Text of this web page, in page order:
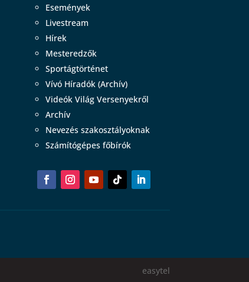
Események
Livestream
Hírek
Mesteredzők
Sportágtörténet
Vívó Híradók (Archív)
Videók Világ Versenyekről
Archív
Nevezés szakosztályoknak
Számítógépes főbírók
easytel